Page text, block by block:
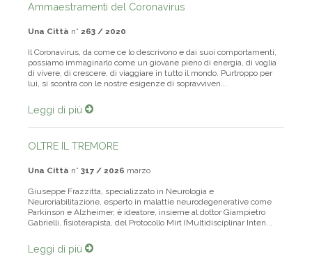
Ammaestramenti del Coronavirus
Una Città n° 263 / 2020
Il Coronavirus, da come ce lo descrivono e dai suoi comportamenti,
possiamo immaginarlo come un giovane pieno di energia, di voglia
di vivere, di crescere, di viaggiare in tutto il mondo. Purtroppo per
lui, si scontra con le nostre esigenze di sopravviven...
Leggi di più
OLTRE IL TREMORE
Una Città n° 317 / 2026 marzo
Giuseppe Frazzitta, specializzato in Neurologia e
Neuroriabilitazione, esperto in malattie neurodegenerative come
Parkinson e Alzheimer, è ideatore, insieme al dottor Giampietro
Gabrielli, fisioterapista, del Protocollo Mirt (Multidisciplinar Inten...
Leggi di più